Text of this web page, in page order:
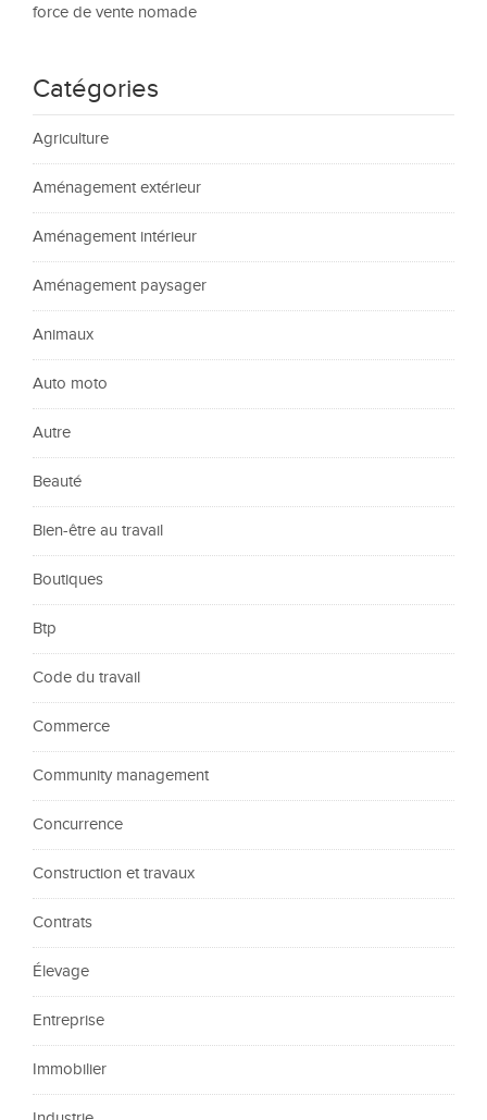
force de vente nomade
Catégories
Agriculture
Aménagement extérieur
Aménagement intérieur
Aménagement paysager
Animaux
Auto moto
Autre
Beauté
Bien-être au travail
Boutiques
Btp
Code du travail
Commerce
Community management
Concurrence
Construction et travaux
Contrats
Élevage
Entreprise
Immobilier